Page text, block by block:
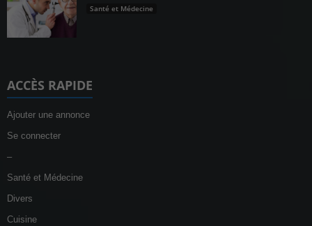
Santé et Médecine
ACCÈS RAPIDE
Ajouter une annonce
Se connecter
–
Santé et Médecine
Divers
Cuisine